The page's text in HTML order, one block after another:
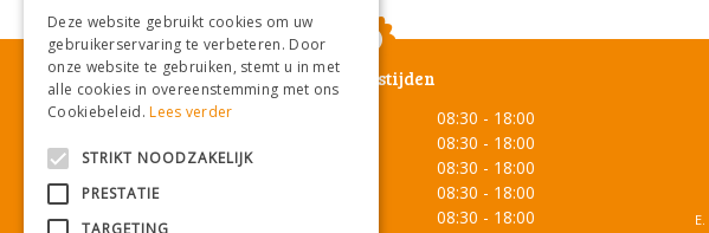
Openingstijden
Maandag
08:30 - 18:00
08:30 - 18:00
Woensdag
08:30 - 18:00
08:30 - 18:00
08:30 - 18:00
E.
Deze website gebruikt cookies om uw
gebruikerservaring te verbeteren. Door
onze website te gebruiken, stemt u in met
alle cookies in overeenstemming met ons
Cookiebeleid.Lees verder
STRIKT NOODZAKELIJK
PRESTATIE
TARGETING